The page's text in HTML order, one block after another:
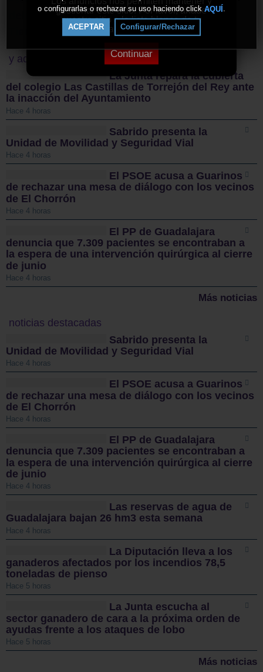
gestionar este sitio. Por favor, añade
nuestro sitio a la lista blanca de tu
bloqueador de anuncios.
Continuar
o configurarlas o rechazar su uso haciendo click AQUÍ
ACEPTAR Configurar/Rechazar
delitos informáticos Biosfera murciélagos
Tierra Molinesa
y además...
La Junta repara la cubierta
del colegio Las Castillas de Torrejón del Rey ante
la inacción del Ayuntamiento
Hace 4 horas
Sabrido presenta la
Unidad de Movilidad y Seguridad Vial
Hace 4 horas
El PSOE acusa a Guarinos
de rechazar una mesa de diálogo con los vecinos
de El Chorrón
Hace 4 horas
El PP de Guadalajara
denuncia que 7.309 pacientes se encontraban a
la espera de una intervención quirúrgica al cierre
de junio
Hace 4 horas
Más noticias
noticias destacadas
Sabrido presenta la
Unidad de Movilidad y Seguridad Vial
Hace 4 horas
El PSOE acusa a Guarinos
de rechazar una mesa de diálogo con los vecinos
de El Chorrón
Hace 4 horas
El PP de Guadalajara
denuncia que 7.309 pacientes se encontraban a
la espera de una intervención quirúrgica al cierre
de junio
Hace 4 horas
Las reservas de agua de
Guadalajara bajan 26 hm3 esta semana
Hace 4 horas
La Diputación lleva a los
ganaderos afectados por los incendios 78,5
toneladas de pienso
Hace 5 horas
La Junta escucha al
sector ganadero de cara a la próxima orden de
ayudas frente a los ataques de lobo
Hace 5 horas
Más noticias